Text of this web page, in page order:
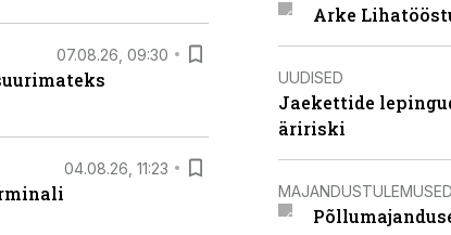
07.08.26, 09:30
04.08.26, 11:23
Arke
UUDISED
Jaekettide
äririski
MAJANDUSTULEMUSED